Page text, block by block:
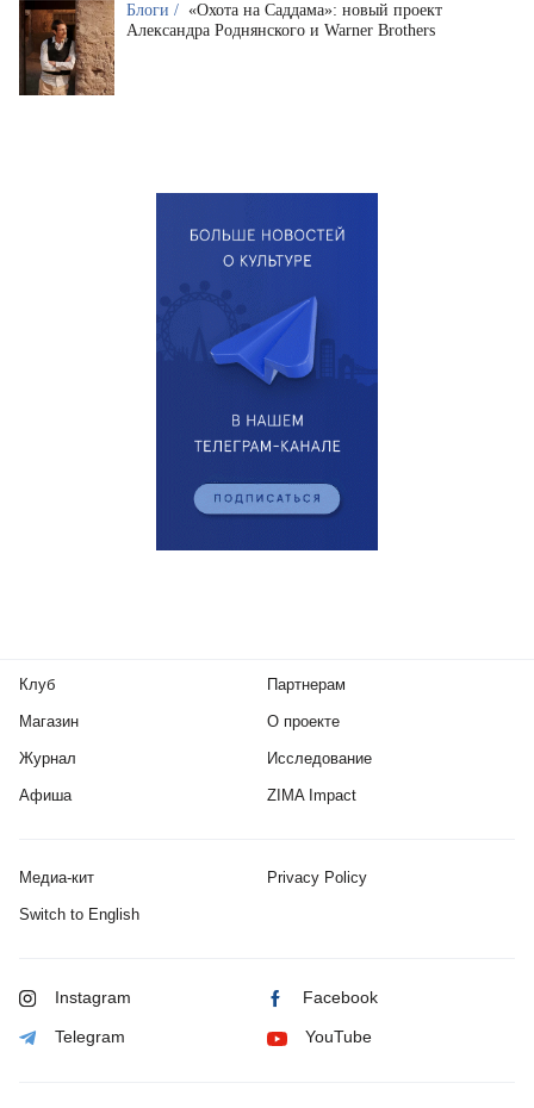
Блоги / «Охота на Саддама»: новый проект
Александра Роднянского и Warner Brothers
Клуб
Магазин
Журнал
Афиша
Партнерам
О проекте
Исследование
ZIMA Impact
Медиа-кит Privacy Policy
Switch to English
Instagram Facebook
Telegram YouTube